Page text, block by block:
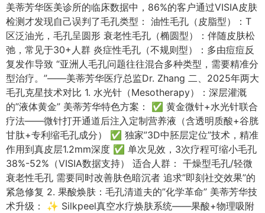
美蒂芳华医美诊所的临床数据中，86%的客户通过VISIA皮肤
检测才发现自己误判了毛孔类型： 油性毛孔（皮脂型）：T
区泛油光，毛孔呈圆形 衰老性毛孔（椭圆型）：伴随皮肤松
弛，常见于30+人群 炎症性毛孔（不规则型）：多由痘痘反
复发作导致 “亚洲人毛孔问题往往混合多种类型，需要精准分
型治疗。”——美蒂芳华医疗总监Dr. Zhang 二、2025年两大
毛孔克星技术对比 1. 水光针（Mesotherapy）：深层灌溉
的”液体黄金” 美蒂芳华特色方案： ✅ 黄金微针+水光针联合
疗法——微针打开通道后注入定制营养液（含透明质酸+谷胱
甘肽+专利缩毛孔成分） ✅ 独家”3D中胚层定位”技术，精准
作用到真皮层1.2mm深度 ✅ 单次见效，3次疗程可缩小毛孔
38%-52%（VISIA数据支持） 适合人群： 干燥型毛孔/轻微
衰老性毛孔 需要同时改善肤色暗沉者 追求”即刻社交效果”的
紧急修复 2. 果酸焕肤：毛孔清道夫的”化学革命” 美蒂芳华技
术升级： ✨ Silkpeel真空水疗焕肤系统——果酸+物理吸附